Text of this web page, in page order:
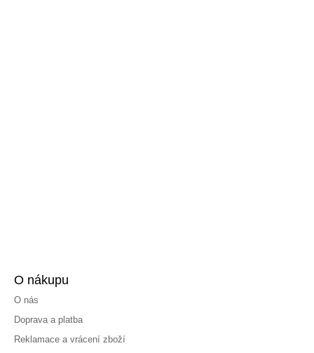
O nákupu
O nás
Doprava a platba
Reklamace a vrácení zboží